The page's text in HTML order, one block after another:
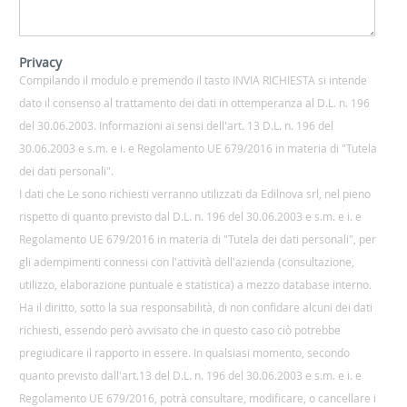
Privacy
Compilando il modulo e premendo il tasto INVIA RICHIESTA si intende
dato il consenso al trattamento dei dati in ottemperanza al D.L. n. 196
del 30.06.2003. Informazioni ai sensi dell'art. 13 D.L. n. 196 del
30.06.2003 e s.m. e i. e Regolamento UE 679/2016 in materia di "Tutela
dei dati personali".
I dati che Le sono richiesti verranno utilizzati da Edilnova srl, nel pieno
rispetto di quanto previsto dal D.L. n. 196 del 30.06.2003 e s.m. e i. e
Regolamento UE 679/2016 in materia di "Tutela dei dati personali", per
gli adempimenti connessi con l'attività dell'azienda (consultazione,
utilizzo, elaborazione puntuale e statistica) a mezzo database interno.
Ha il diritto, sotto la sua responsabilità, di non confidare alcuni dei dati
richiesti, essendo però avvisato che in questo caso ciò potrebbe
pregiudicare il rapporto in essere. In qualsiasi momento, secondo
quanto previsto dall'art.13 del D.L. n. 196 del 30.06.2003 e s.m. e i. e
Regolamento UE 679/2016, potrà consultare, modificare, o cancellare i